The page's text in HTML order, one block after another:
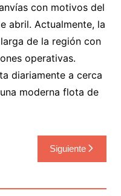
con motivos del
abril. Actualmente, la
de la región con
operativas.
diariamente a cerca
moderna flota de
Siguiente